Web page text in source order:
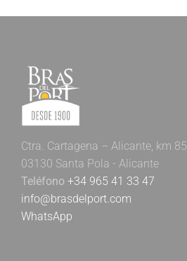
Ctra. Cartagena – Alicante, km 85
03130 Santa Pola - Alicante
Teléfono +34 965 41 33 47
info@brasdelport.com
WhatsApp